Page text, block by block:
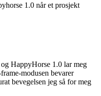
1.0 når et prosjekt
HappyHorse 1.0 lar meg
modusen bevarer
bevegelsen jeg så for meg